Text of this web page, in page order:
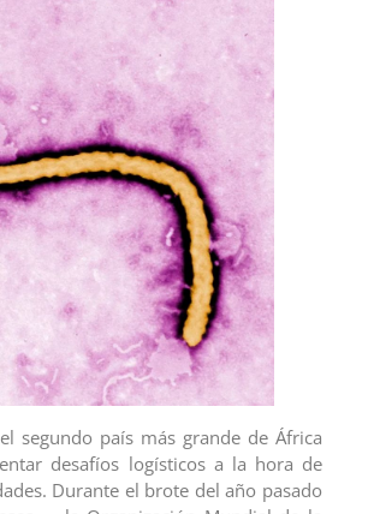
segundo país más grande de África
desafíos logísticos a la hora de
Durante el brote del año pasado